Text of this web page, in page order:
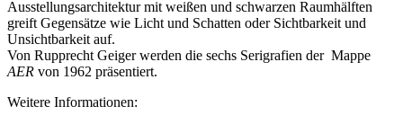
Ausstellungsarchitektur mit weißen und schwarzen Raumhälften
greift Gegensätze wie Licht und Schatten oder Sichtbarkeit und
Unsichtbarkeit auf.
Von Rupprecht Geiger werden die sechs Serigrafien der Mappe
AER von 1962 präsentiert.
Weitere Informationen: